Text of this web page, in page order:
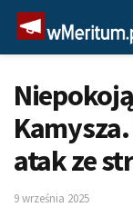
atak ze
9 września 2025